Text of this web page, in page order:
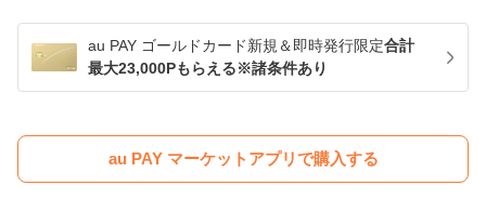
au PAY ゴールドカード新規＆即時発行限定合計
最大23,000Pもらえる※諸条件あり
au PAY マーケットアプリで購入する